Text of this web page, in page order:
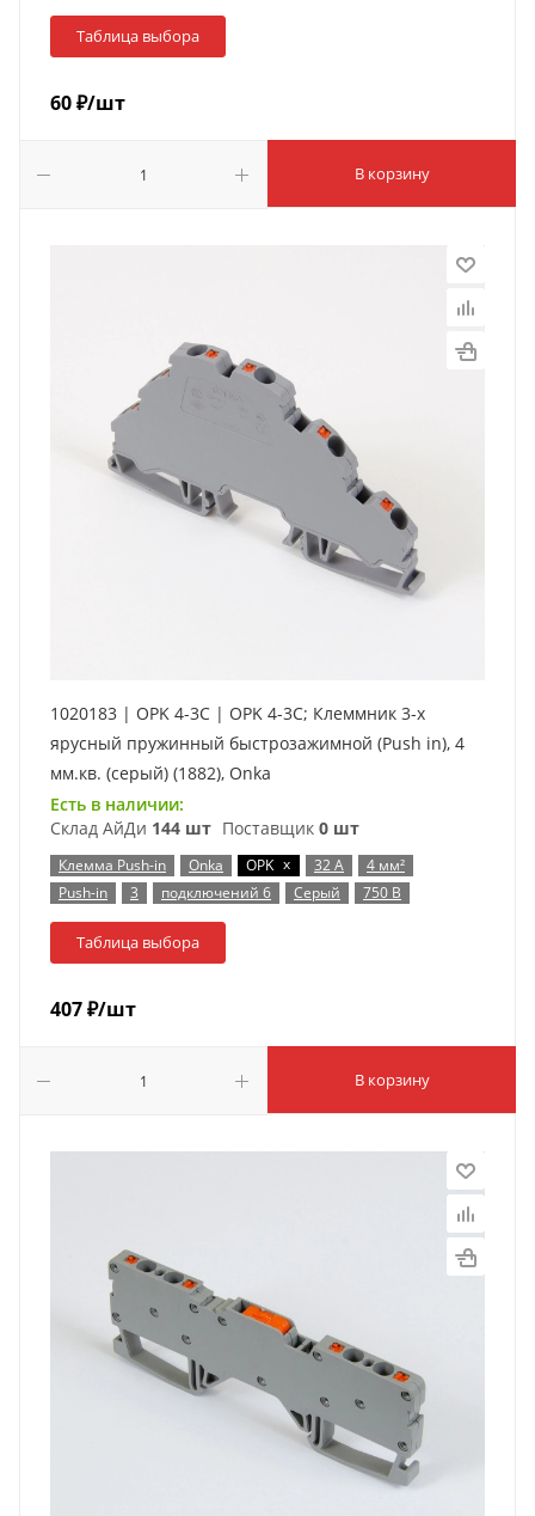
Таблица выбора
60₽/шт
В корзину
1020183 | OPK 4-3C | OPK 4-3C; Клеммник 3-х
ярусный пружинный быстрозажимной (Push in), 4
мм.кв. (серый) (1882), Onka
Есть в наличии:
Склад АйДи 144 шт Поставщик 0 шт
Клемма Push-in Onka OPK x 32 А
4 мм²
Push-in
3 подключений 6 Серый 750 В
Таблица выбора
407₽/шт
В корзину